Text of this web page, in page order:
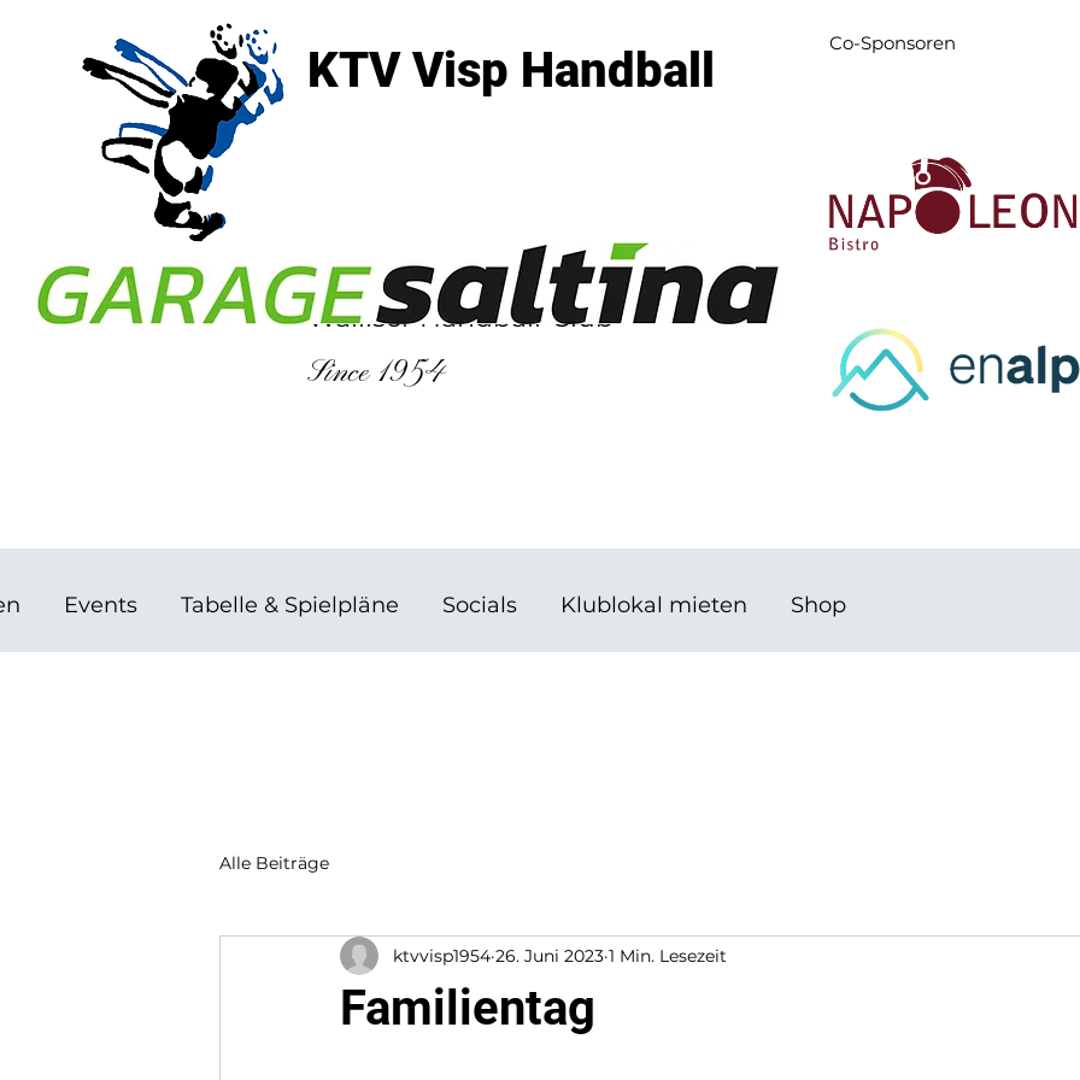
KTV Visp Handball
3930 Visp
Walliser Handball-Club
Since 1954
Co-Sponsoren
Events Tabelle & Spielpläne Socials Klublokal mieten Shop
Alle Beiträge
Familientag
ktvvisp1954 26. Juni 2023 1 Min. Lesezeit